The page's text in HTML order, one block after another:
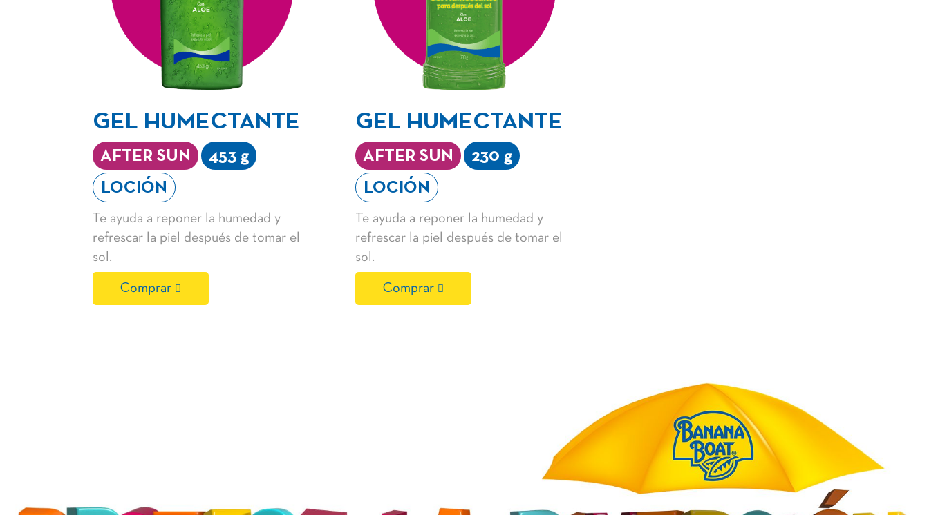
GEL HUMECTANTE
AFTER SUN
453 g
LOCIÓN
Te ayuda a reponer la humedad y
refrescar la piel después de tomar el
sol.
Comprar
GEL HUMECTANTE
AFTER SUN
230 g
LOCIÓN
Te ayuda a reponer la humedad y
refrescar la piel después de tomar el
sol.
Comprar